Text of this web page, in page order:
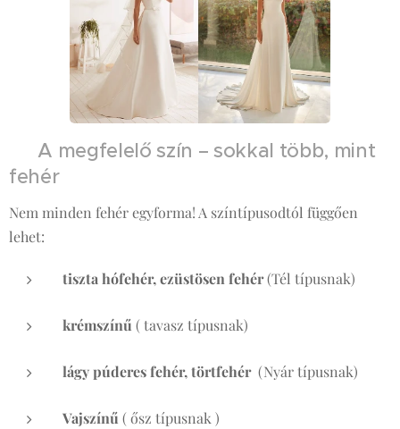
🎨 A megfelelő szín – sokkal több, mint
fehér
Nem minden fehér egyforma! A színtípusodtól függően
lehet:
tiszta hófehér, ezüstösen fehér(Tél típusnak)
krémszínű ( tavasz típusnak)
lágy púderes fehér, törtfehér (Nyár típusnak)
Vajszínű ( ősz típusnak )